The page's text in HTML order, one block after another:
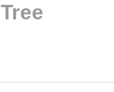
Tree